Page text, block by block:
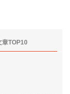
動之重要人
章TOP10